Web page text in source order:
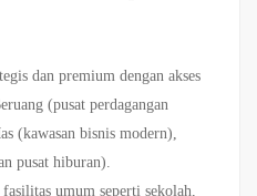
dan premium dengan akses
(pusat perdagangan
(kawasan bisnis modern),
pusat hiburan).
umum seperti sekolah,